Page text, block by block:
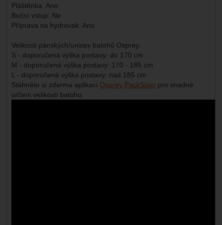
Pláštěnka: Ano
Boční vstup: Ne
Příprava na hydrovak: Ano
Velikosti pánských/unisex batohů Osprey:
S - doporučená výška postavy: do 170 cm
M - doporučená výška postavy: 170 - 185 cm
L - doporučená výška postavy: nad 185 cm
Stáhněte si zdarma aplikaci Osprey PackSizer pro snadné
určení velikosti batohu.